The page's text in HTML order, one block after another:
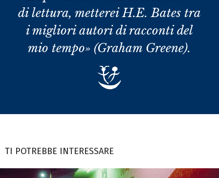
di lettura, metterei H.E. Bates tra
i migliori autori di racconti del
mio tempo» (Graham Greene).
TI POTREBBE INTERESSARE